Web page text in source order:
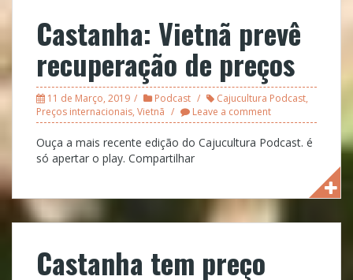
Castanha: Vietnã prevê
recuperação de preços
11 de Março, 2019 Podcast Cajucultura Podcast,
Preços internacionais, Vietnã Leave a comment
Ouça a mais recente edição do Cajucultura Podcast. é
só apertar o play. Compartilhar
Castanha tem preço